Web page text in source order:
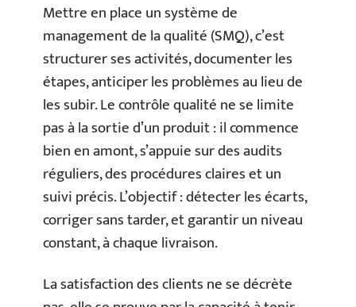
Mettre en place un système de
management de la qualité (SMQ), c’est
structurer ses activités, documenter les
étapes, anticiper les problèmes au lieu de
les subir. Le contrôle qualité ne se limite
pas à la sortie d’un produit : il commence
bien en amont, s’appuie sur des audits
réguliers, des procédures claires et un
suivi précis. L’objectif : détecter les écarts,
corriger sans tarder, et garantir un niveau
constant, à chaque livraison.
La satisfaction des clients ne se décrète